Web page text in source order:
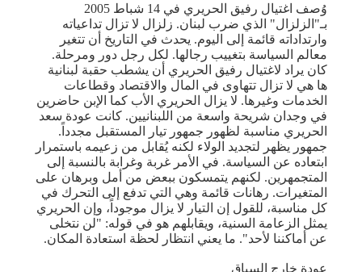
وُصف اغتيال رفيق الحريري في 14 شباط 2005
بـ"الزلزال" الذي ضرب لبنان. زلزال لا تزال تداعياته
وارتداداته قائمة إلى اليوم. يحدث في التاريخ أن تتغير
معالم السياسة بتغييب رجالها. لكل رجل دور ومرحلة.
كان يراد لاغتيال رفيق الحريري أن يشطب حقبة لبنانية
ها هي لا تزال تتهاوى في المال والاقتصاد وقطاعات
الخدمات وغيرها. لا يزال الحريري الأب كما الإبن حاضرين
في وجدان شريحة واسعة من اللبنانيين. كانت عودة سعد
الحريري مناسبة لظهور جمهور تيار المستقبل مجدداً.
جمهور يظهر لتجديد الولاء لكنه يُقابل من زعيمه باستمرار
ابتعاده عن السياسة. في الأمر غربة وغرابة بالنسبة إلى
المتجمهرين. لكنهم يتمسكون ببعض من أمل وبرهان على
المتغيرات. رهانات قائمة وهي التي تدفع إلى التحرك في
كل مناسبة، للقول إن التيار لا يزال موجوداً، وإن الحريري
يمثل الزعامة السنية، ويقابلهم هو في قوله: "لن نتخلى
عن أماكننا لأحد". ما يعني انتظار لحظة استعادة المكان.
عودة خارج السياق